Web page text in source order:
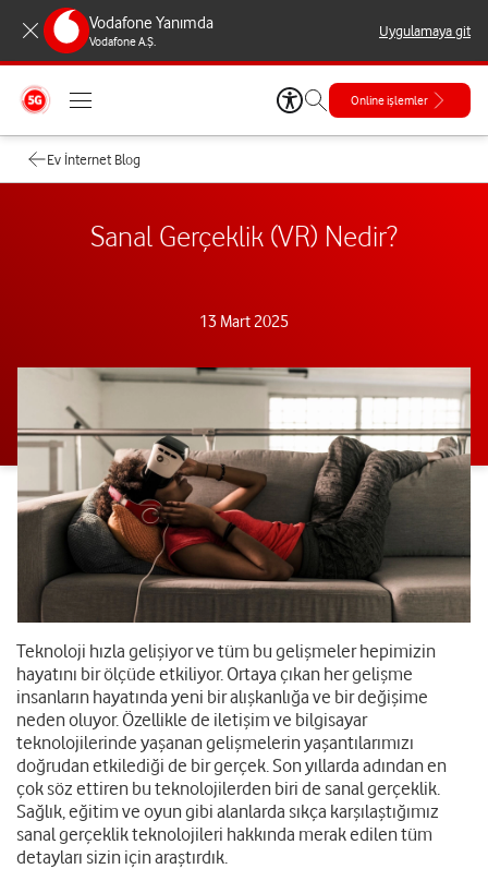
Vodafone Yanımda
Vodafone A.Ş.
Uygulamaya git
Online işlemler
Ev İnternet Blog
Sanal Gerçeklik (VR) Nedir?
13 Mart 2025
Teknoloji hızla gelişiyor ve tüm bu gelişmeler hepimizin
hayatını bir ölçüde etkiliyor. Ortaya çıkan her gelişme
insanların hayatında yeni bir alışkanlığa ve bir değişime
neden oluyor. Özellikle de iletişim ve bilgisayar
teknolojilerinde yaşanan gelişmelerin yaşantılarımızı
doğrudan etkilediği de bir gerçek. Son yıllarda adından en
çok söz ettiren bu teknolojilerden biri de sanal gerçeklik.
Sağlık, eğitim ve oyun gibi alanlarda sıkça karşılaştığımız
sanal gerçeklik teknolojileri hakkında merak edilen tüm
detayları sizin için araştırdık.